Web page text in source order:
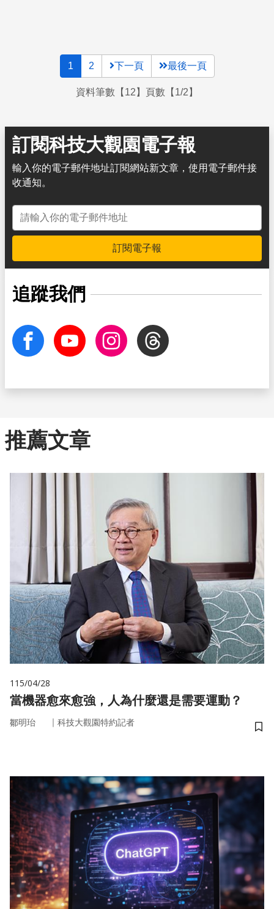
1 2 下一頁 最後一頁
資料筆數【12】頁數【1/2】
訂閱科技大觀園電子報
輸入你的電子郵件地址訂閱網站新文章，使用電子郵件接
收通知。
電子郵件地址
訂閱電子報
追蹤我們
facebook Youtube InstagramThreads
推薦文章
115/04/28
當機器愈來愈強，人為什麼還是需要運動？
鄒明珆 ｜ 科技大觀園特約記者
儲